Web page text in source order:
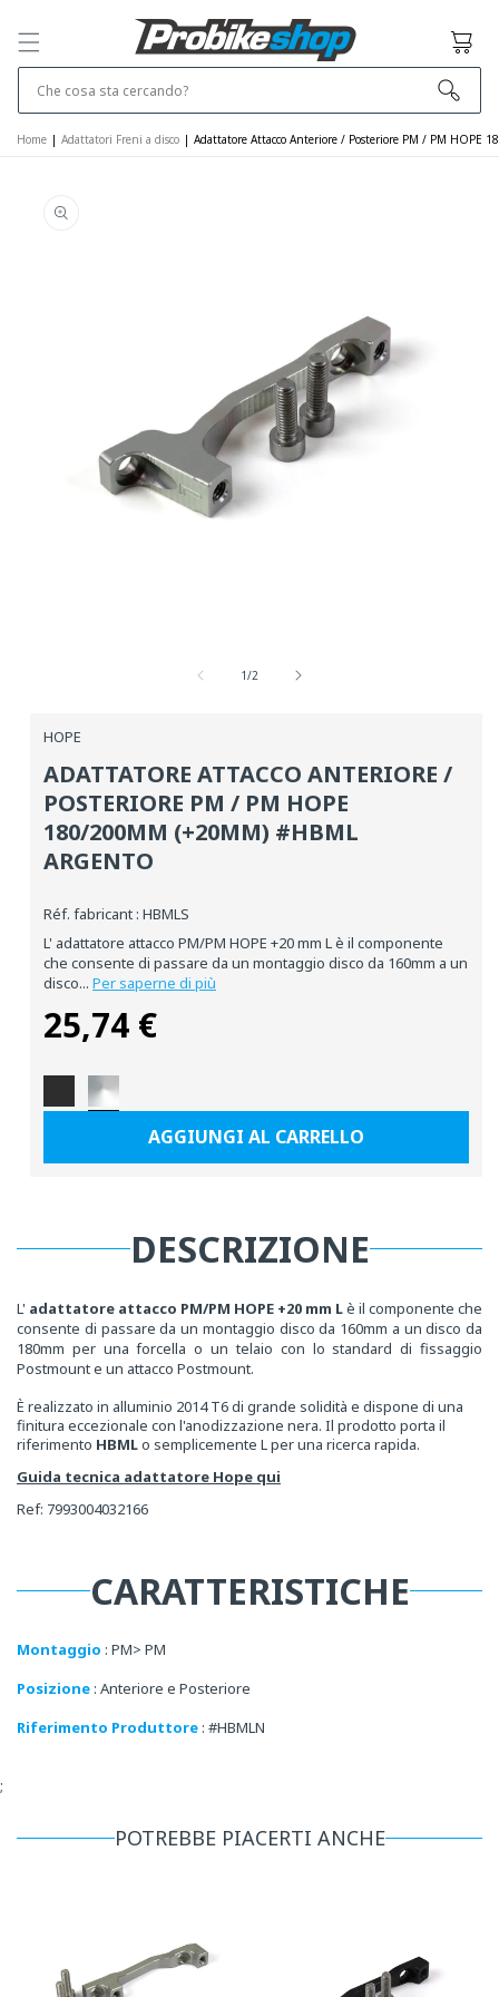
CONTENUTO
Che cosa sta cercando?
Cestino
Home | Adattatori Freni a disco | Adattatore Attacco Anteriore / Posteriore PM / PM HOPE
PRODOTTO
modale
1/su2
HOPE
ADATTATORE ATTACCO ANTERIORE /
POSTERIORE PM / PM HOPE
180/200MM (+20MM) #HBML
ARGENTO
Réf. fabricant : HBMLS
L' adattatore attacco PM/PM HOPE +20 mm L è il componente
che consente di passare da un montaggio disco da 160mm a un
disco... Per saperne di più
Prezzo
normale
25,74 €
AGGIUNGI AL CARRELLO
DESCRIZIONE
L' adattatore attacco PM/PM HOPE +20 mm Lè il componente che
consente di passare da un montaggio disco da 160mm a un disco da
180mm per una forcella o un telaio con lo standard di fissaggio
Postmount e un attacco Postmount.
È realizzato in alluminio 2014 T6 di grande solidità e dispone di una
finitura eccezionale con l'anodizzazione nera. Il prodotto porta il
riferimento HBMLo semplicemente L per una ricerca rapida.
Guida tecnica adattatore Hope qui
Ref: 7993004032166
CARATTERISTICHE
Montaggio : PM> PM
Posizione : Anteriore e Posteriore
Riferimento Produttore : #HBMLN
;
POTREBBE PIACERTI ANCHE